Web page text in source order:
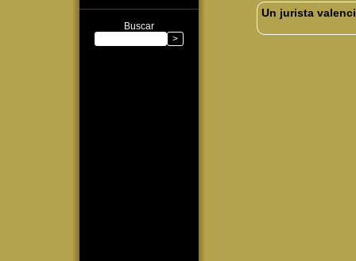
Buscar
Un jurista